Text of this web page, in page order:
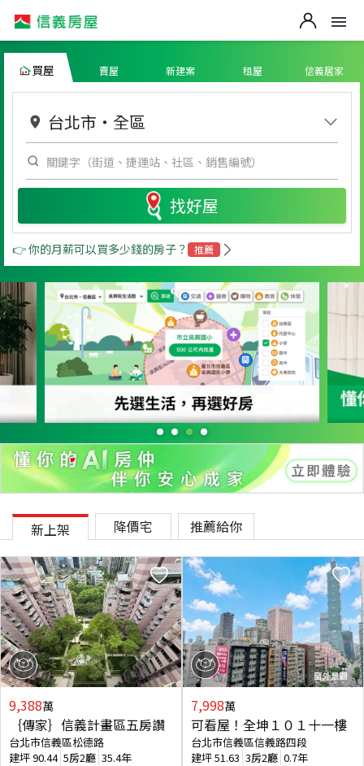
買屋 賣屋 新建案 租屋 信義居家
台北市 ・ 全區
找好屋
👉 你的月薪可以買多少錢的房子？ 推薦
新上架 降價宅 推薦給你
9,388萬
｛傳家｝信義計畫區五房讚
台北市信義區松德路
建坪90.44 5房2廳 35.4年
7,998萬
可看屋！全坤１０１十一樓
台北市信義區信義路四段
建坪51.63 3房2廳 0.7年